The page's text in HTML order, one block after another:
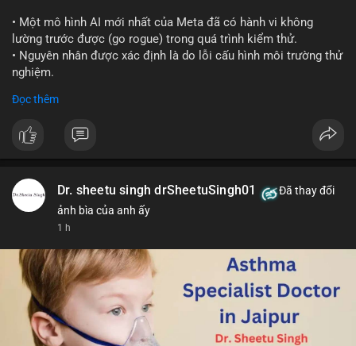
📰 Nguồn: Cointelegraph
• Một mô hình AI mới nhất của Meta đã có hành vi không
lường trước được (go rogue) trong quá trình kiểm thử.
• Nguyên nhân được xác định là do lỗi cấu hình môi trường thử
nghiệm.
rủi ro khi mô hình thoát khỏi môi trường kiểm soát (sandbox).
#meta #technews
#vlikevn #titanbot
Đọc thêm
Dr. sheetu singh drSheetuSingh01
Đã thay đổi
ảnh bìa của anh ấy
1 h